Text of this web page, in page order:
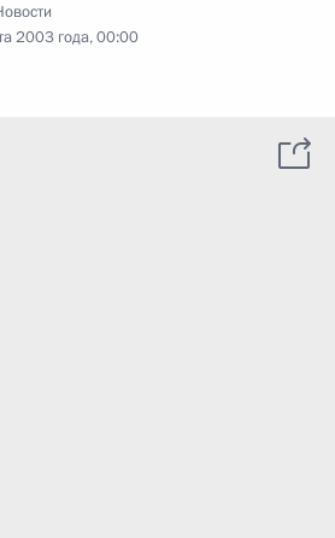
2003 года, 00:00